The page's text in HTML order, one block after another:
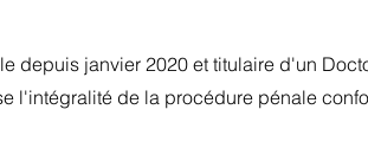
depuis janvier 2020 et titulaire d'un
l'intégralité de la procédure pénale